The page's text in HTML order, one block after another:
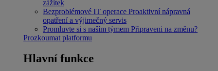
zážitek
Bezproblémové IT operace Proaktivní nápravná
opatření a výjimečný servis
Promluvte si s naším týmem Připraveni na změnu?
Prozkoumat platformu
Hlavní funkce